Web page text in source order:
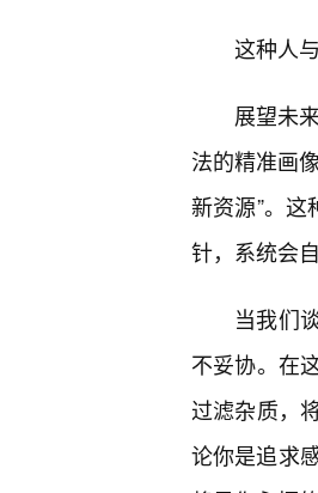
这种人
展望未
法的精准画
新资源”。这
针，系统会
当我们
不妥协。在
过滤杂质，
论你是追求